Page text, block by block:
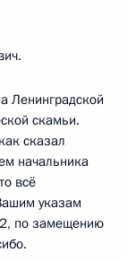
Ленинградской
скамьи.
сказал
начальника
всё
указам
по замещению